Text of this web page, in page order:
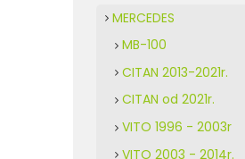
MERCEDES
MB-100
CITAN 2013-2021r.
CITAN od 2021r.
VITO 1996 - 2003r
VITO 2003 - 2014r.